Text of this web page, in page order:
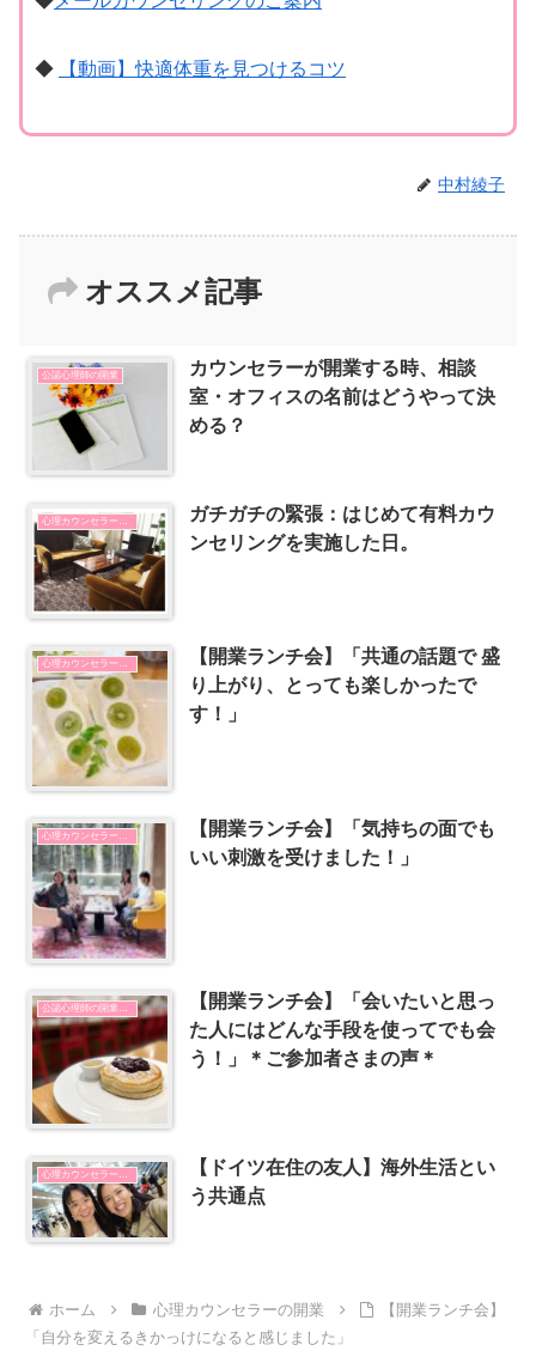
◆ 【動画】快適体重を見つけるコツ
中村綾子
オススメ記事
公認心理師の開業
カウンセラーが開業する時、相談
室・オフィスの名前はどうやって決
める？
ガチガチの緊張：はじめて有料カウ
ンセリングを実施した日。
心理カウンセラーが開業する方法
【開業ランチ会】「共通の話題で 盛
り上がり、とっても楽しかったで
す！」
心理カウンセラーの開業
【開業ランチ会】「気持ちの面でも
いい刺激を受けました！」
公認心理師の開業とSNSの使い方
【開業ランチ会】「会いたいと思っ
た人にはどんな手段を使ってでも会
う！」＊ご参加者さまの声＊
【ドイツ在住の友人】海外生活とい
う共通点
ホーム 心理カウンセラーの開業
【開業ランチ会】
「自分を変えるきかっけになると感じました」